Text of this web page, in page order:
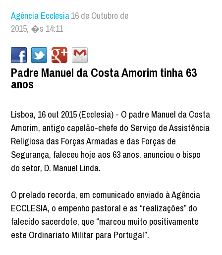
Agência Ecclesia16 de Outubro de
2015, �s 14:11
Padre Manuel da Costa Amorim tinha 63
anos
Lisboa, 16 out 2015 (Ecclesia) - O padre Manuel da Costa
Amorim, antigo capelão-chefe do Serviço de Assistência
Religiosa das Forças Armadas e das Forças de
Segurança, faleceu hoje aos 63 anos, anunciou o bispo
do setor, D. Manuel Linda.
O prelado recorda, em comunicado enviado à Agência
ECCLESIA, o empenho pastoral e as “realizações” do
falecido sacerdote, que “marcou muito positivamente
este Ordinariato Militar para Portugal”.